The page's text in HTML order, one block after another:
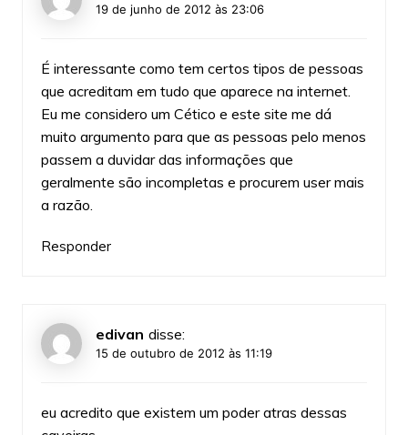
19 de junho de 2012 às 23:06
É interessante como tem certos tipos de pessoas
que acreditam em tudo que aparece na internet.
Eu me considero um Cético e este site me dá
muito argumento para que as pessoas pelo menos
passem a duvidar das informações que
geralmente são incompletas e procurem user mais
a razão.
Responder
edivan disse:
15 de outubro de 2012 às 11:19
eu acredito que existem um poder atras dessas